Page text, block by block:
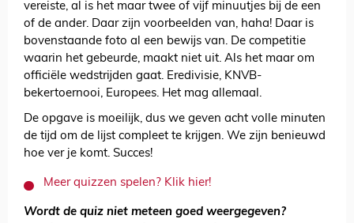
vereiste, al is het maar twee of vijf minuutjes bij de een
of de ander. Daar zijn voorbeelden van, haha! Daar is
bovenstaande foto al een bewijs van. De competitie
waarin het gebeurde, maakt niet uit. Als het maar om
officiële wedstrijden gaat. Eredivisie, KNVB-
bekertoernooi, Europees. Het mag allemaal.
De opgave is moeilijk, dus we geven acht volle minuten
de tijd om de lijst compleet te krijgen. We zijn benieuwd
hoe ver je komt. Succes!
Meer quizzen spelen? Klik hier!
Wordt de quiz niet meteen goed weergegeven?